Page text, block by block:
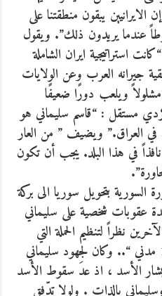
يبقون منطقتنا على
عندما يريدون ذلك”. ويقول
استراتيجية ايران الشاملة
جيرانه العرب وعن الولايات
مشلولاً ويلعب دورًا ضعيفًا
مستقل : “قاسم سليماني هو
في العراق.” ويضيف ” من العار
في هذا البلد. يجب أن تكون
السورية بتحويل سوريا الى بركة
عقوبات شخصية على سليماني
نظراً لتنظيم الحملة التي
يعتقد أنها قتلت أكثر من 1600 مدني “.. وكان لجهود سليماني
بشار الأسد ، اذ عدَ سقوط الأسد